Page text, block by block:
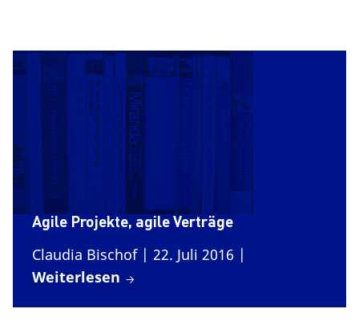
Agile Projekte, agile Verträge
Claudia Bischof| 22. Juli 2016 |
Weiterlesen